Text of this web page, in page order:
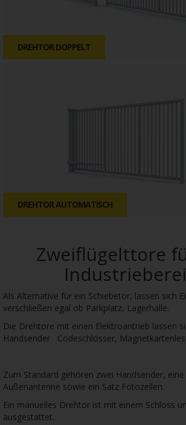
DREHTOR DOPPELT
DREHTOR AUTOMATISCH
Zweiflügelttore
Als Alternative für ein Schiebetor, lassen sich
verschließen egal ob Parkplatz, Lagerhalle.
Die Drehtore mit einen Elektroantrieb lassen
Handsender Codeschlösser,
Zum Standard gehören zwei Handsender,
Außenantenne sowie ein Satz Fotozellen.
Ein manuelles Drehtor ist mit einem Schloss
ausgestattet.